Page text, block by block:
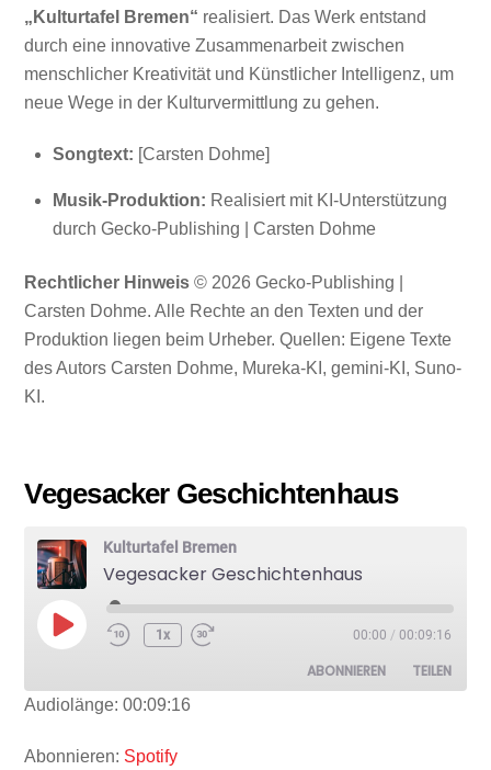
„Kulturtafel Bremen“ realisiert. Das Werk entstand
durch eine innovative Zusammenarbeit zwischen
menschlicher Kreativität und Künstlicher Intelligenz, um
neue Wege in der Kulturvermittlung zu gehen.
Songtext: [Carsten Dohme]
Musik-Produktion: Realisiert mit KI-Unterstützung
durch Gecko-Publishing | Carsten Dohme
Rechtlicher Hinweis © 2026 Gecko-Publishing |
Carsten Dohme. Alle Rechte an den Texten und der
Produktion liegen beim Urheber. Quellen: Eigene Texte
des Autors Carsten Dohme, Mureka-KI, gemini-KI, Suno-
KI.
Vegesacker Geschichtenhaus
Kulturtafel Bremen
Vegesacker Geschichtenhaus
Play
Episode
1x 00:00 / 00:09:16
ABONNIEREN TEILEN
Audiolänge: 00:09:16
Abonnieren: Spotify